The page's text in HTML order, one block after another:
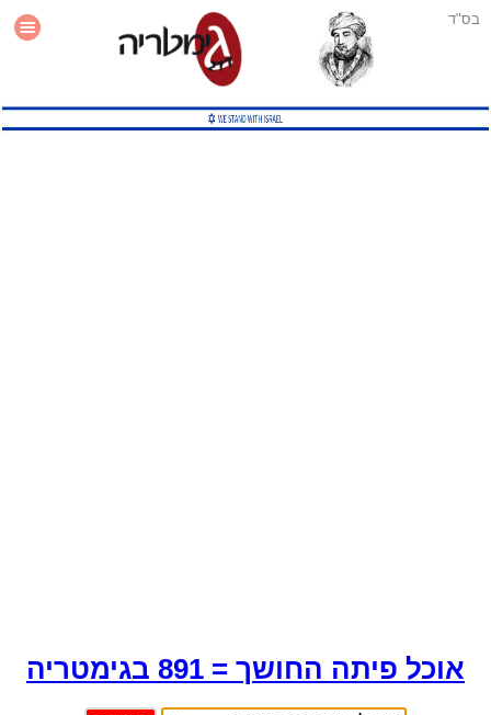
בס"ד
עזרה
אוכל פיתה החושך = 891 בגימטריה